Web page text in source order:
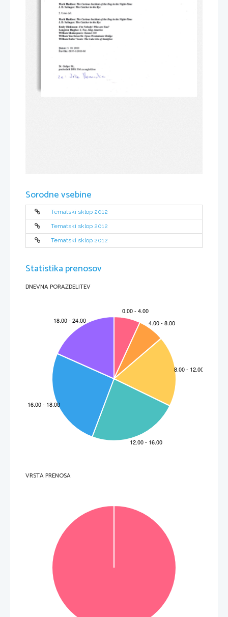
Mark Haddon: The Curious Incident of the Dog in the Night-Time
J. D. Salingerz The Catcher in the Rye
2. Ustni del:
Mark Haddon: The Curioas Incident of the Dog in tlte Night-Time
J. D. Salinger: The Cstcher in the Rye
Emily Dickinson: I'm Nobody! llho are You?
Langston Hughes: I, Too, Sing America
William Shakespeare: Sonnet 130
Wilfiam Wordsworth: Upon lVestminster Bridge
Wilfiam Butler Yeats: The Lake Isle of Innisfree
Datum: 5. 10.2010
Stevilka: 6037 -l 12010-14
Dr. Ga5per Ilc,
predsednik
DPK SM za angleSdino
? c. J Ar- \|u "..^ -;t
Sorodne vsebine
Tematski sklop 2012
Tematski sklop 2012
Tematski sklop 2012
Statistika prenosov
DNEVNA PORAZDELITEV
VRSTA PRENOSA